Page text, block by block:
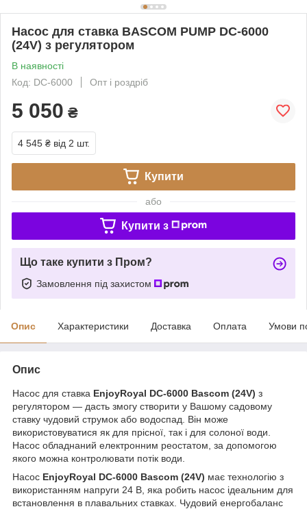
Насос для ставка BASCOM PUMP DC-6000
(24V) з регулятором
В наявності
Код: DC-6000
Опт і роздріб
5 050 ₴
4 545 ₴ від 2 шт.
Купити
або
Купити з
Що таке купити з Пром?
Замовлення під захистом
Опис Характеристики Доставка Оплата Умови
Опис
Насос для ставка EnjoyRoyal DC-6000 Bascom (24V) з
регулятором — дасть змогу створити у Вашому садовому
ставку чудовий струмок або водоспад. Він може
використовуватися як для прісної, так і для солоної води.
Насос обладнаний електронним реостатом, за допомогою
якого можна контролювати потік води.
Насос EnjoyRoyal DC-6000 Bascom (24V) має технологію з
використанням напруги 24 В, яка робить насос ідеальним для
встановлення в плавальних ставках. Чудовий енергобаланс